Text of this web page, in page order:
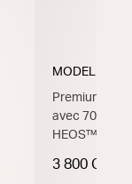
MODEL 40n
Premium
avec 70 W,
HEOS™
3 800 C$